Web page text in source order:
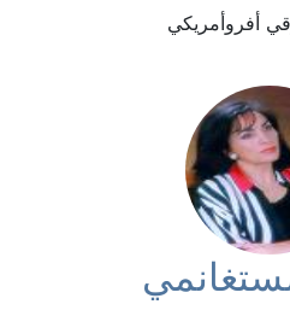
أفروأمريكي